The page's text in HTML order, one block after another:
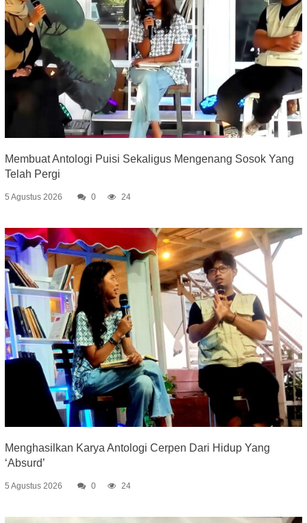
Membuat Antologi Puisi Sekaligus Mengenang Sosok Yang
Telah Pergi
5 Agustus 2026 0 24
Menghasilkan Karya Antologi Cerpen Dari Hidup Yang
‘Absurd’
5 Agustus 2026 0 24